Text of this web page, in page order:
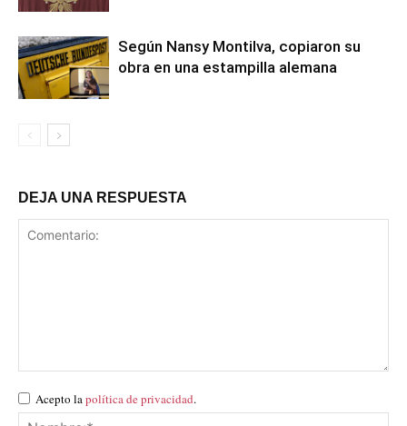
Según Nansy Montilva, copiaron su
obra en una estampilla alemana
DEJA UNA RESPUESTA
Acepto lapolítica de privacidad.